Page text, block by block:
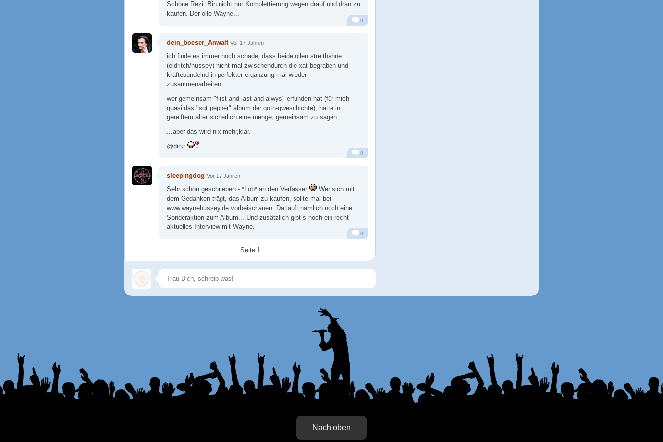
Schöne Rezi. Bin nicht nur Komplettierung wegen drauf und dran zu
kaufen. Der olle Wayne...
0
dein_boeser_Anwalt Vor 17 Jahren
ich finde es immer noch schade, dass beide ollen streithähne
(eldritch/hussey) nicht mal zwischendurch die xat begraben und
kräftebündelnd in perfekter ergänzung mal wieder
zusammenarbeiten.
wer gemeinsam "first and last and alwys" erfunden hat (für mich
quasi das "sgt pepper" album der goth-gweschichte), hätte in
gereiftem alter sicherlich eine menge, gemeinsam zu sagen.
...aber das wird nix mehr,klar.
@dirk:
0
sleepingdog Vor 17 Jahren
Sehr schön geschrieben - *Lob* an den Verfasser
Wer sich mit
dem Gedanken trägt, das Album zu kaufen, sollte mal bei
www.waynehussey.de vorbeischauen. Da läuft nämlich noch eine
Sonderaktion zum Album... Und zusätzlich gibt`s noch ein recht
aktuelles Interview mit Wayne.
0
Seite 1
Speichern
Nach oben